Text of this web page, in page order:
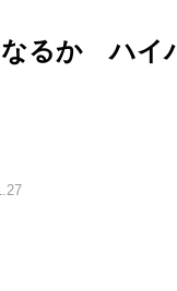
なるか ハイ